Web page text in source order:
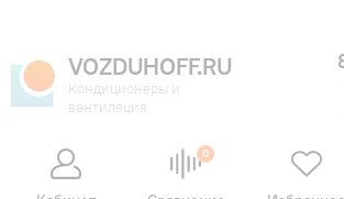
VOZDUHOFF.RU
Кондиционеры и
вентиляция
0